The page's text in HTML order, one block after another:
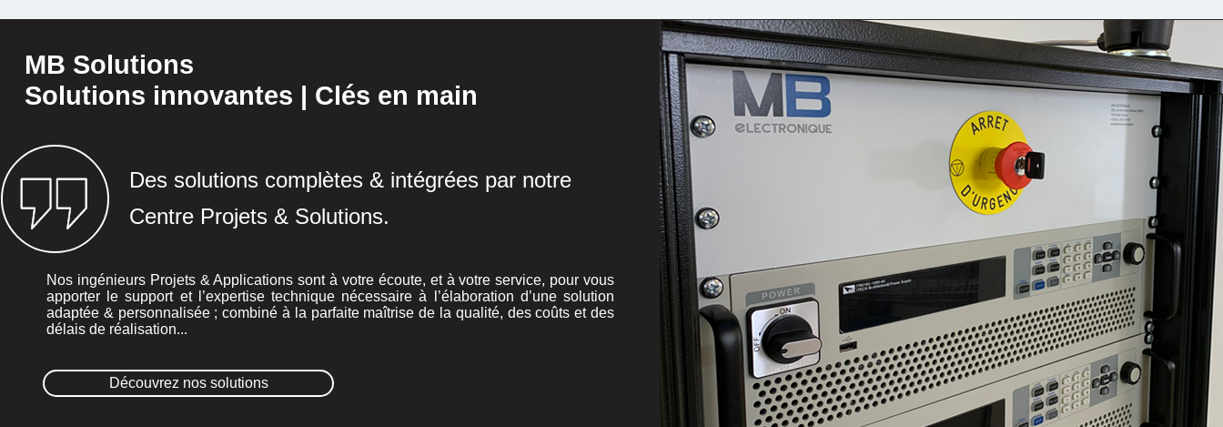
MB Solutions
Solutions innovantes | Clés en main
Des solutions complètes & intégrées par notre
Centre Projets & Solutions.
Nos ingénieurs Projets & Applications sont à votre écoute, et à votre service, pour vous
apporter le support et l’expertise technique nécessaire à l’élaboration d’une solution
adaptée & personnalisée ; combiné à la parfaite maîtrise de la qualité, des coûts et des
délais de réalisation...
Découvrez nos solutions